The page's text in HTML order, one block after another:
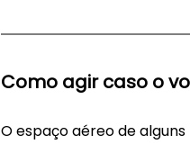
Como agir caso o
O espaço aéreo de